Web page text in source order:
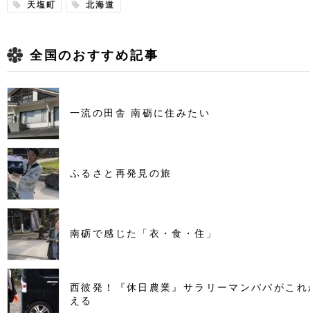
天塩町 北海道
全国のおすすめ記事
一流の田舎 南砺に住みたい
ふるさと再発見の旅
南砺で感じた「衣・食・住」
西彼発！『休日農業』サラリーマンパパがこ
える